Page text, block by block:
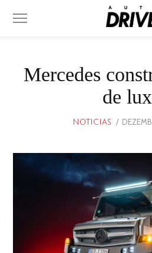
Mercedes
de
NOTICIAS
POSTED